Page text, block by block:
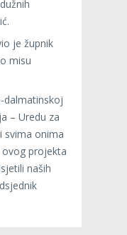
je župnik
misu
dalmatinskoj
– Uredu za
svima onima
projekta
naših